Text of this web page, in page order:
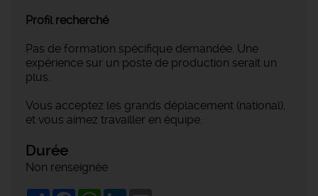
Profil recherché
Pas de formation spécifique demandée. Une
expérience sur un poste de production serait un
plus.
Vous acceptez les grands déplacement (national),
et vous aimez travailler en équipe.
Durée
Non renseignée